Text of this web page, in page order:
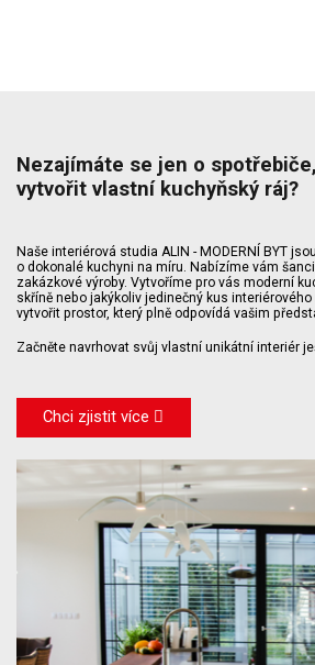
Nezajímáte se jen o
vytvořit vlastní kuchyňský ráj?
Naše interiérová studia ALIN - MODERNÍ BYT
o dokonalé kuchyni na míru. Nabízíme vám
zakázkové výroby. Vytvoříme pro vás moderní
skříně nebo jakýkoliv jedinečný kus
vytvořit prostor, který plně odpovídá vašim
Začněte navrhovat svůj vlastní unikátní interiér
Chci zjistit více